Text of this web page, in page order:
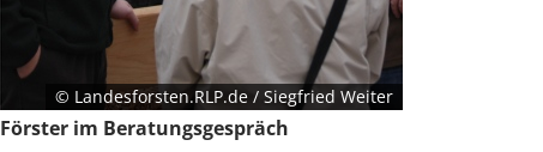
© Landesforsten.RLP.de / Siegfried Weiter
Förster im Beratungsgespräch